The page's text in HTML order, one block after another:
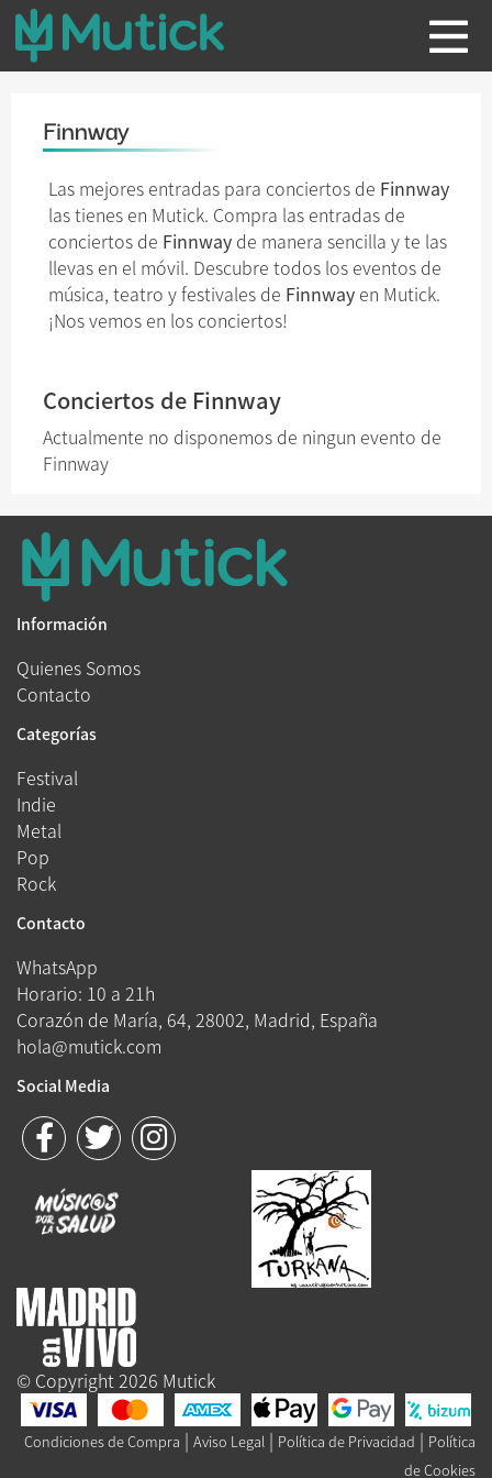
Finnway
Las mejores entradas para conciertos de Finnway
las tienes en Mutick. Compra las entradas de
conciertos de Finnway de manera sencilla y te las
llevas en el móvil. Descubre todos los eventos de
música, teatro y festivales de Finnway en Mutick.
¡Nos vemos en los conciertos!
Conciertos de Finnway
Actualmente no disponemos de ningun evento de
Finnway
Información
Quienes Somos
Contacto
Categorías
Festival
Indie
Metal
Pop
Rock
Contacto
WhatsApp
Horario: 10 a 21h
Corazón de María, 64, 28002, Madrid, España
hola@mutick.com
Social Media
© Copyright 2026 Mutick
Condiciones de Compra | Aviso Legal | Política de Privacidad | Política
de Cookies